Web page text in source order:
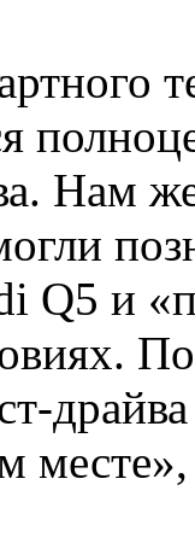
Нам
Q5 и